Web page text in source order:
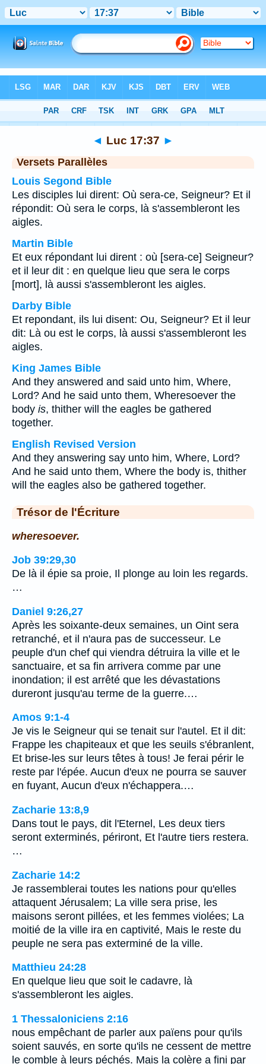
Chapitre 17> Verset 37
◄ Luc 17:37 ►
Versets Parallèles
Louis Segond Bible
Les disciples lui dirent: Où sera-ce, Seigneur? Et il
répondit: Où sera le corps, là s'assembleront les
aigles.
Martin Bible
Et eux répondant lui dirent : où [sera-ce] Seigneur?
et il leur dit : en quelque lieu que sera le corps
[mort], là aussi s'assembleront les aigles.
Darby Bible
Et repondant, ils lui disent: Ou, Seigneur? Et il leur
dit: Là ou est le corps, là aussi s'assembleront les
aigles.
King James Bible
And they answered and said unto him, Where,
Lord? And he said unto them, Wheresoever the
body is, thither will the eagles be gathered
together.
English Revised Version
And they answering say unto him, Where, Lord?
And he said unto them, Where the body is, thither
will the eagles also be gathered together.
Trésor de l'Écriture
wheresoever.
Job 39:29,30
De là il épie sa proie, Il plonge au loin les regards.
…
Daniel 9:26,27
Après les soixante-deux semaines, un Oint sera
retranché, et il n'aura pas de successeur. Le
peuple d'un chef qui viendra détruira la ville et le
sanctuaire, et sa fin arrivera comme par une
inondation; il est arrêté que les dévastations
dureront jusqu'au terme de la guerre.…
Amos 9:1-4
Je vis le Seigneur qui se tenait sur l'autel. Et il dit:
Frappe les chapiteaux et que les seuils s'ébranlent,
Et brise-les sur leurs têtes à tous! Je ferai périr le
reste par l'épée. Aucun d'eux ne pourra se sauver
en fuyant, Aucun d'eux n'échappera.…
Zacharie 13:8,9
Dans tout le pays, dit l'Eternel, Les deux tiers
seront exterminés, périront, Et l'autre tiers restera.
…
Zacharie 14:2
Je rassemblerai toutes les nations pour qu'elles
attaquent Jérusalem; La ville sera prise, les
maisons seront pillées, et les femmes violées; La
moitié de la ville ira en captivité, Mais le reste du
peuple ne sera pas exterminé de la ville.
Matthieu 24:28
En quelque lieu que soit le cadavre, là
s'assembleront les aigles.
1 Thessaloniciens 2:16
nous empêchant de parler aux païens pour qu'ils
soient sauvés, en sorte qu'ils ne cessent de mettre
le comble à leurs péchés. Mais la colère a fini par